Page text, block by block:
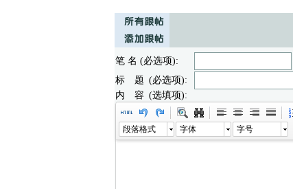
笔 名 (必选项):
标 题 (必选项):
内 容 (选填项):
段落格式 字体 字号